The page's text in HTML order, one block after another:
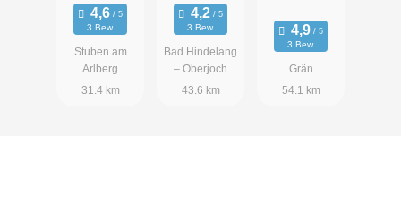
3 Bew.
Stuben am
Arlberg
31.4 km
3 Bew.
Bad Hindelang
– Oberjoch
43.6 km
3 Bew.
Grän
54.1 km